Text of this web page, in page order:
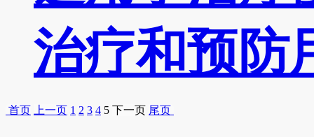
治疗和预防
首页 上一页 1 2 3 4 5 下一页 尾页